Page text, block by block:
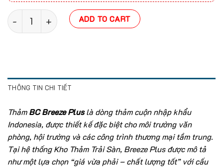
Thảm cuộn hoa văn BC Breeze Plus (Indo 4M) quantity
ADD TO CART
THÔNG TIN CHI TIẾT
ThảmBC Breeze Pluslà dòng thảm cuộn nhập khẩu
Indonesia, được thiết kế đặc biệt cho môi trường văn
phòng, hội trường và các công trình thương mại tầm trung.
Tại hệ thống Kho Thảm Trải Sàn, Breeze Plus được mô tả
như một lựa chọn “giá vừa phải – chất lượng tốt” với cấu